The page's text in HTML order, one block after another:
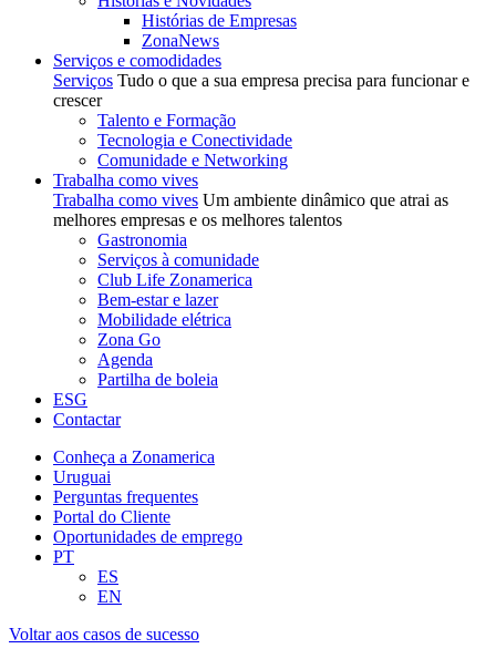
Histórias de Empresas
ZonaNews
Serviços e comodidades
Serviços Tudo o que a sua empresa precisa para funcionar e
crescer
Talento e Formação
Tecnologia e Conectividade
Comunidade e Networking
Trabalha como vives
Trabalha como vives Um ambiente dinâmico que atrai as
melhores empresas e os melhores talentos
Gastronomia
Serviços à comunidade
Club Life Zonamerica
Bem-estar e lazer
Mobilidade elétrica
Zona Go
Agenda
Partilha de boleia
ESG
Contactar
Conheça a Zonamerica
Uruguai
Perguntas frequentes
Portal do Cliente
Oportunidades de emprego
PT
ES
EN
Voltar aos casos de sucesso